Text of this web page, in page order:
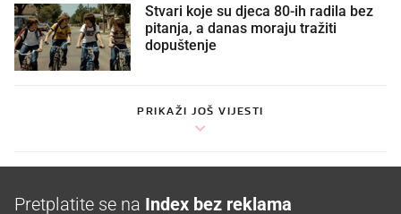
Stvari koje su djeca 80-ih radila bez
pitanja, a danas moraju tražiti
dopuštenje
PRIKAŽI JOŠ VIJESTI
Pretplatite se na Index bez reklama